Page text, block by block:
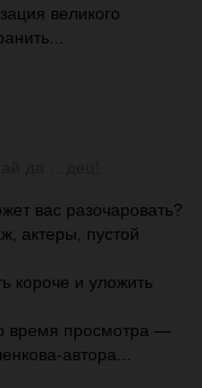
великого
вас разочаровать?
актеры, пустой
короче и уложить
время просмотра —
автора...